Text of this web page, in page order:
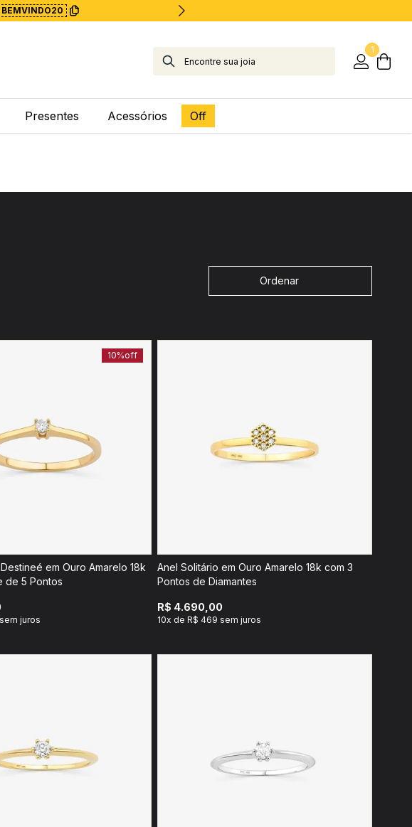
BEMVINDO20
1
Presentes Acessórios Off
Ordenar
10%off
em Ouro Amarelo 18k
de 5 Pontos
juros
Anel Solitário em Ouro Amarelo 18k com 3
Pontos de Diamantes
R$ 4.690,00
10x de R$ 469 sem juros